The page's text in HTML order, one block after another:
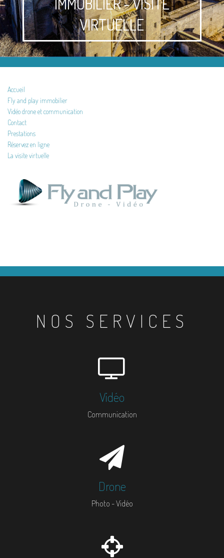
VIRTUELLE
Accueil
Fly and play immobilier
Vidéo drone et communication
Contact
Prestations
Réservez en ligne
La visite virtuelle
NOS SERVICES
Vidéo
Communication
Drone
Photo - Vidéo